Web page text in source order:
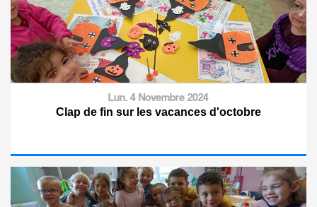
Lun. 4 Novembre 2024
Clap de fin sur les vacances d'octobre